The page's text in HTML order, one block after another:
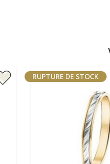
RUPTURE DE STOCK